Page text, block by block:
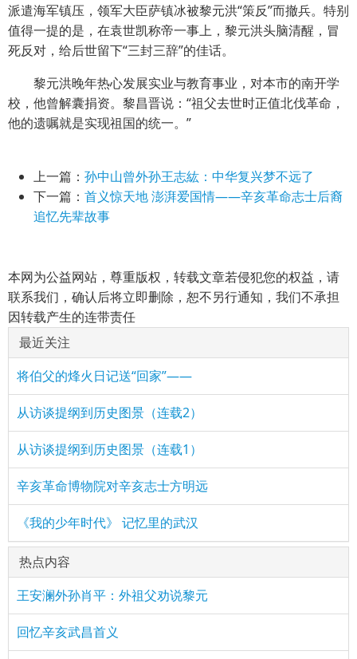
派遣海军镇压，领军大臣萨镇冰被黎元洪“策反”而撤兵。特别
值得一提的是，在袁世凯称帝一事上，黎元洪头脑清醒，冒
死反对，给后世留下“三封三辞”的佳话。
黎元洪晚年热心发展实业与教育事业，对本市的南开学
校，他曾解囊捐资。黎昌晋说：“祖父去世时正值北伐革命，
他的遗嘱就是实现祖国的统一。”
上一篇： 孙中山曾外孙王志紘：中华复兴梦不远了
下一篇： 首义惊天地 澎湃爱国情——辛亥革命志士后裔
追忆先辈故事
本网为公益网站，尊重版权，转载文章若侵犯您的权益，请
联系我们，确认后将立即删除，恕不另行通知，我们不承担
因转载产生的连带责任
最近关注
将伯父的烽火日记送“回家”——
从访谈提纲到历史图景（连载2）
从访谈提纲到历史图景（连载1）
辛亥革命博物院对辛亥志士方明远
《我的少年时代》 记忆里的武汉
热点内容
王安澜外孙肖平：外祖父劝说黎元
回忆辛亥武昌首义